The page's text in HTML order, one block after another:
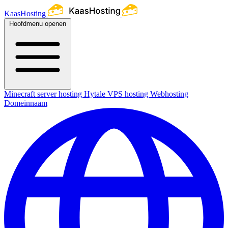
KaasHosting
Hoofdmenu openen
Minecraft server hosting Hytale VPS hosting Webhosting
Domeinnaam